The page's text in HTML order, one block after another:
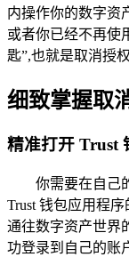
内操作你的数字资
或者你已经不再使
匙”,也就是取消授权
细致掌握取
精准打开 Trust
你需要在自己
Trust 钱包应用程
通往数字资产世界
功登录到自己的账